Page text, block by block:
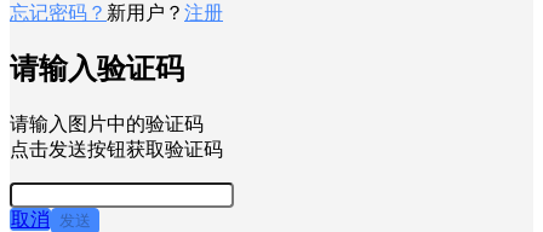
忘记密码？ 新用户？ 注册
请输入验证码
请输入图片中的验证码
点击发送按钮获取验证码
取消 发送